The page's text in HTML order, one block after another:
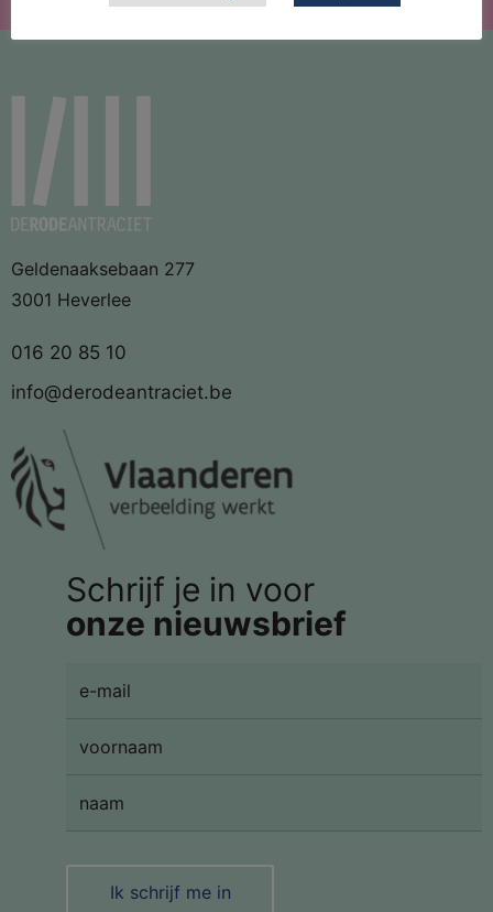
Geldenaaksebaan 277
3001 Heverlee
016 20 85 10
info@derodeantraciet.be
Schrijf je in voor
onze nieuwsbrief
Ik schrijf me in